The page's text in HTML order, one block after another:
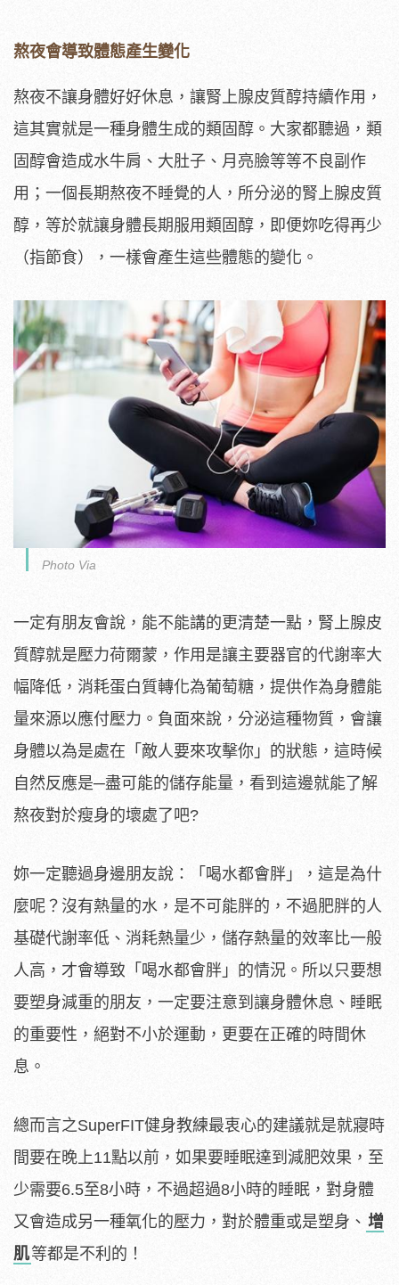
熬夜會導致體態產生變化
熬夜不讓身體好好休息，讓腎上腺皮質醇持續作用，
這其實就是一種身體生成的類固醇。大家都聽過，類
固醇會造成水牛肩、大肚子、月亮臉等等不良副作
用；一個長期熬夜不睡覺的人，所分泌的腎上腺皮質
醇，等於就讓身體長期服用類固醇，即便妳吃得再少
（指節食），一樣會產生這些體態的變化。
Photo Via
一定有朋友會說，能不能講的更清楚一點，腎上腺皮
質醇就是壓力荷爾蒙，作用是讓主要器官的代謝率大
幅降低，消耗蛋白質轉化為葡萄糖，提供作為身體能
量來源以應付壓力。負面來說，分泌這種物質，會讓
身體以為是處在「敵人要來攻擊你」的狀態，這時候
自然反應是─盡可能的儲存能量，看到這邊就能了解
熬夜對於瘦身的壞處了吧?
妳一定聽過身邊朋友說：「喝水都會胖」，這是為什
麼呢？沒有熱量的水，是不可能胖的，不過肥胖的人
基礎代謝率低、消耗熱量少，儲存熱量的效率比一般
人高，才會導致「喝水都會胖」的情況。所以只要想
要塑身減重的朋友，一定要注意到讓身體休息、睡眠
的重要性，絕對不小於運動，更要在正確的時間休
息。
總而言之SuperFIT健身教練最衷心的建議就是就寢時
間要在晚上11點以前，如果要睡眠達到減肥效果，至
少需要6.5至8小時，不過超過8小時的睡眠，對身體
又會造成另一種氧化的壓力，對於體重或是塑身、 增
肌等都是不利的！